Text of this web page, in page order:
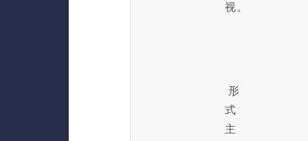
视。
形
式
主